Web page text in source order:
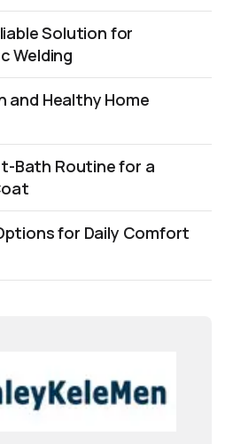
Solution for
Welding
and Healthy Home
Bath Routine for a
for Daily Comfort